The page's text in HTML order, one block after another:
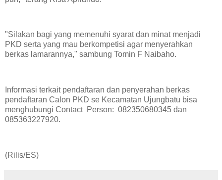
"Silakan bagi yang memenuhi syarat dan minat menjadi
PKD serta yang mau berkompetisi agar menyerahkan
berkas lamarannya," sambung Tomin F Naibaho.
Informasi terkait pendaftaran dan penyerahan berkas
pendaftaran Calon PKD se Kecamatan Ujungbatu bisa
menghubungi Contact Person: 082350680345 dan
085363227920.
(Rilis/ES)